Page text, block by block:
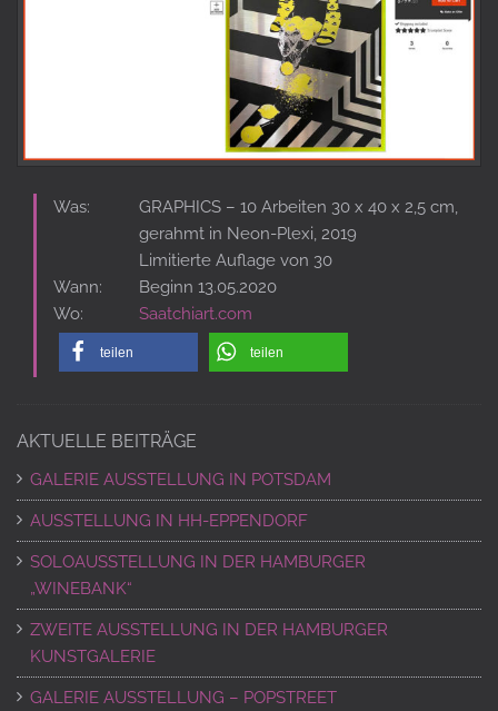
Was:
GRAPHICS – 10 Arbeiten 30 x 40 x 2,5 cm,
gerahmt in Neon-Plexi, 2019
Limitierte Auflage von 30
Wann:
Beginn 13.05.2020
Wo:
Saatchiart.com
teilen teilen
AKTUELLE BEITRÄGE
GALERIE AUSSTELLUNG IN POTSDAM
AUSSTELLUNG IN HH-EPPENDORF
SOLOAUSSTELLUNG IN DER HAMBURGER
„WINEBANK“
ZWEITE AUSSTELLUNG IN DER HAMBURGER
KUNSTGALERIE
GALERIE AUSSTELLUNG – POPSTREET